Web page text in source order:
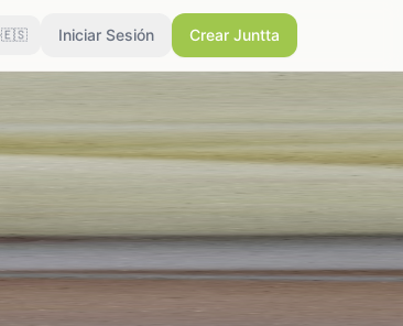
🇪🇸 Iniciar Sesión Crear Juntta